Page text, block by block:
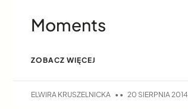
Moments
ZOBACZ WIĘCEJ
ELWIRA KRUSZELNICKA 20 SIERPNIA 2014